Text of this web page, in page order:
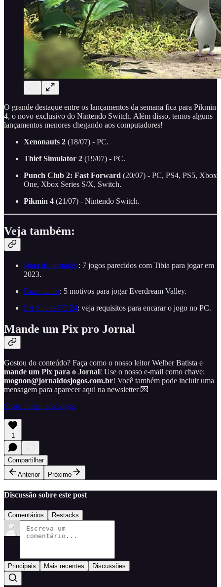
O grande destaque entre os lançamentos da semana fica para Pikmin
4, o novo exclusivo do Nintendo Switch. Além disso, temos alguns
lançamentos menores chegando aos computadores!
Xenonauts 2 (18/07) - PC.
Thief Simulator 2 (19/07) - PC.
Punch Club 2: Fast Forward (20/07) - PC, PS4, PS5, Xbox
One, Xbox Series S/X, Switch.
Pikmin 4 (21/07) - Nintendo Switch.
Veja também:
Hora da nostalgia: 7 jogos parecidos com Tibia para jogar em
2023.
Fazendinha: 5 motivos para jogar Everdream Valley.
EA Sports FC 24: veja requisitos para encarar o jogo no PC.
Mande um Pix pro Jornal
Gostou do conteúdo? Faça como o nosso leitor Welber Batista e
mande um Pix para o Jornal! Use o nosso e-mail como chave:
mognon@jornaldosjogos.com.br! Você também pode incluir uma
mensagem para aparecer aqui na newsletter 💌
Share Jornal dos Jogos
1
Compartilhar
Anterior
Próximo
Discussão sobre este post
Comentários Restacks
Principais Mais recentes Discussões